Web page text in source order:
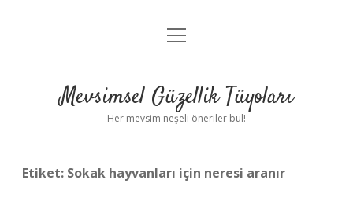
Anasayfa
Yasal Uyarı
menüyü
Mevsimsel Güzellik Tüyoları
Her mevsim neşeli öneriler bul!
Etiket: Sokak hayvanları için neresi aranır